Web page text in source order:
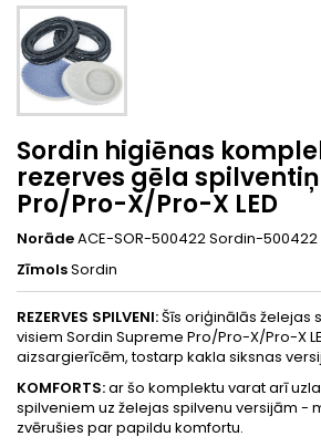
Sordin higiēnas
rezerves gēla
Pro/Pro-X/Pro-X LED
NorādeACE-SOR-500422 Sordin-
ZīmolsSordin
REZERVES SPILVENI:Šīs oriģinālās želejas
visiem Sordin Supreme Pro/Pro-X/Pro-X
aizsargierīcēm, tostarp kakla siksnas
KOMFORTS:ar šo komplektu varat arī
spilveniem uz želejas spilvenu versijām -
zvērušies par papildu komfortu.